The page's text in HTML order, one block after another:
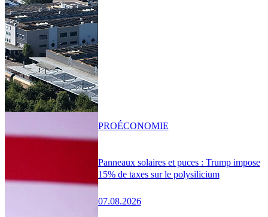
Panneaux solaires et puces : Trump impose
15% de taxes sur le polysilicium
07.08.2026
PROÉCONOMIE